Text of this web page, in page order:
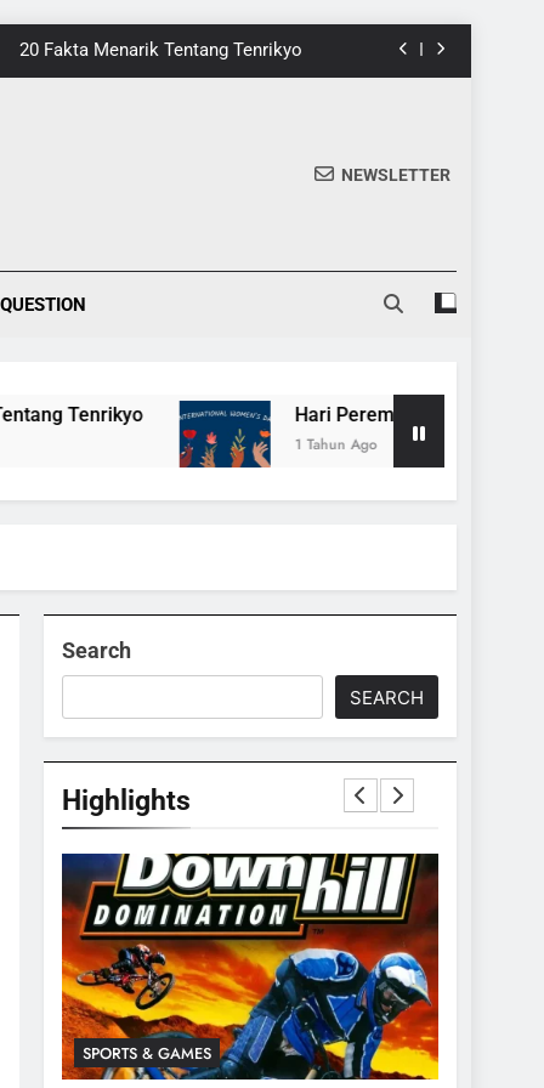
Fakta Menarik tentang Ensiklopedia
di Tomohon yang Wajib Dikunjungi
NEWSLETTER
Hari Perempuan Internasional,
1 Tahun Ago
Search
SEARCH
Highlights
& GAMES SPORTS & GAMES
24
Apakah Benar Gajah
Takut Dengan Tikus
ANIMALS